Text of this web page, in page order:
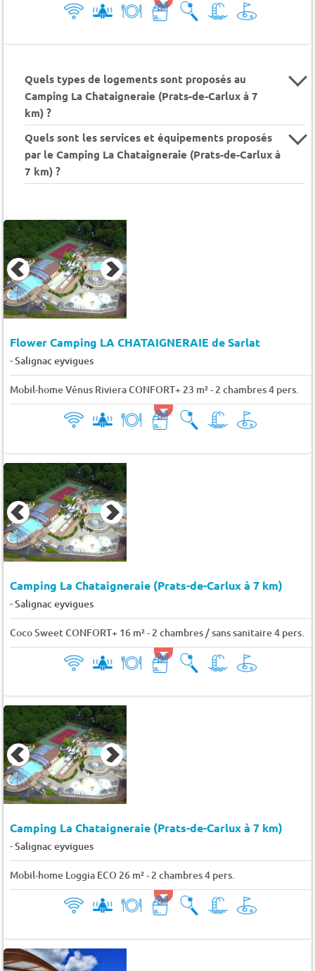
Quels types de logements sont proposés au
Camping La Chataigneraie (Prats-de-Carlux à 7
km) ?
Quels sont les services et équipements proposés
par le Camping La Chataigneraie (Prats-de-Carlux à
7 km) ?
Flower Camping LA CHATAIGNERAIE de Sarlat
-Salignac eyvigues
Mobil-home Vénus Riviera CONFORT+ 23 m² - 2 chambres 4 pers.
Camping La Chataigneraie (Prats-de-Carlux à 7 km)
-Salignac eyvigues
Coco Sweet CONFORT+ 16 m² - 2 chambres / sans sanitaire 4 pers.
Camping La Chataigneraie (Prats-de-Carlux à 7 km)
-Salignac eyvigues
Mobil-home Loggia ECO 26 m² - 2 chambres 4 pers.